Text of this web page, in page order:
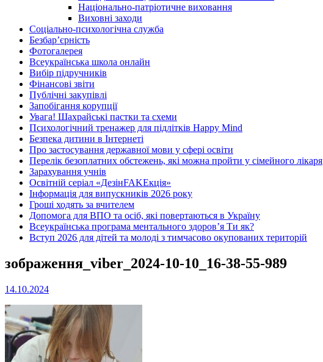
Національно-патріотичне виховання
Виховні заходи
Соціально-психологічна служба
Безбар’єрність
Фотогалерея
Всеукраїнська школа онлайн
Вибір підручників
Фінансові звіти
Публічні закупівлі
Запобігання корупції
Увага! Шахрайські пастки та схеми
Психологічний тренажер для підлітків Happy Mind
Безпека дитини в Інтернеті
Про застосування державної мови у сфері освіти
Перелік безоплатних обстежень, які можна пройти у сімейного лікаря
Зарахування учнів
Освітній серіал «ДезінFAKEкція»
Інформація для випускників 2026 року
Гроші ходять за вчителем
Допомога для ВПО та осіб, які повертаються в Україну
Всеукраїнська програма ментального здоров’я Ти як?
Вступ 2026 для дітей та молоді з тимчасово окупованих територій
зображення_viber_2024-10-10_16-38-55-989
14.10.2024